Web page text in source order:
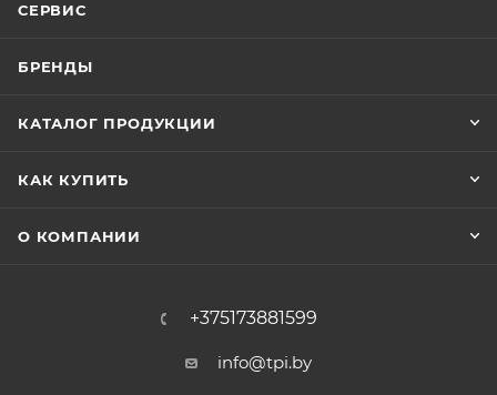
СЕРВИС
БРЕНДЫ
КАТАЛОГ ПРОДУКЦИИ
КАК КУПИТЬ
О КОМПАНИИ
+375173881599
info@tpi.by